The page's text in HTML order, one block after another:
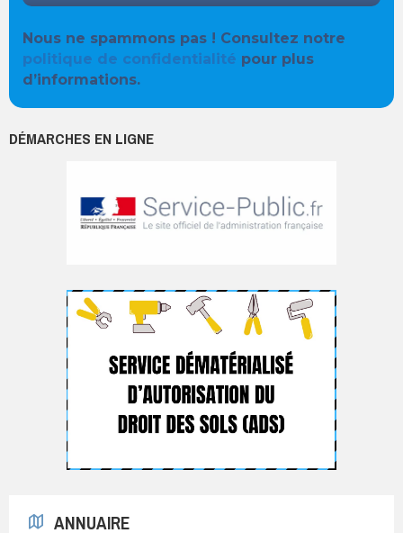
Nous ne spammons pas ! Consultez notre
politique de confidentialité pour plus
d’informations.
DÉMARCHES EN LIGNE
ANNUAIRE